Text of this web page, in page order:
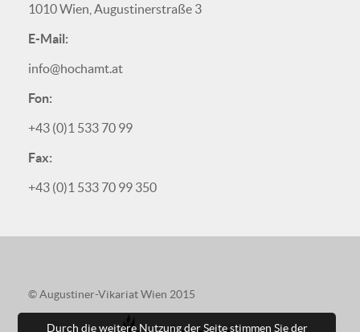
1010 Wien, Augustinerstraße 3
E-Mail:
info@hochamt.at
Fon:
+43 (0)1 533 70 99
Fax:
+43 (0)1 533 70 99 350
© Augustiner-Vikariat Wien 2015
Durch die weitere Nutzung der Seite stimmen Sie der